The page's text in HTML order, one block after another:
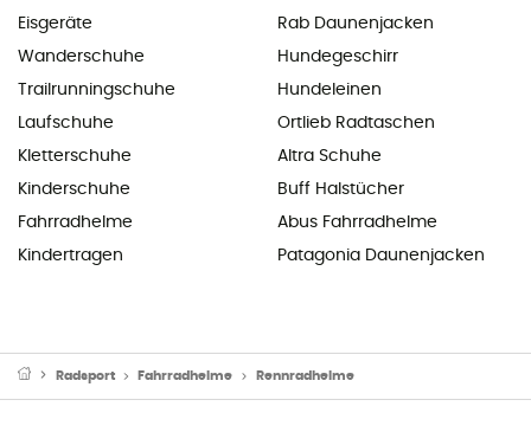
Eisgeräte
Wanderschuhe
Trailrunningschuhe
Laufschuhe
Kletterschuhe
Kinderschuhe
Fahrradhelme
Kindertragen
Rab Daunenjacken
Hundegeschirr
Hundeleinen
Ortlieb Radtaschen
Altra Schuhe
Buff Halstücher
Abus Fahrradhelme
Patagonia Daunenjacken
Radsport Fahrradhelme Rennradhelme